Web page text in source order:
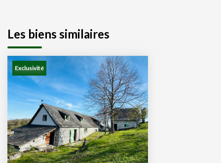
Les biens similaires
Exclusivité